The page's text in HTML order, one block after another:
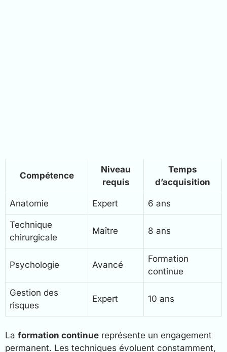
Compétence
Niveau
requis
Temps
d’acquisition
Anatomie Expert 6 ans
Technique
chirurgicale
Maître 8 ans
Psychologie Avancé
Formation
continue
Gestion des
risques
Expert 10 ans
La formation continue représente un engagement
permanent. Les techniques évoluent constamment,